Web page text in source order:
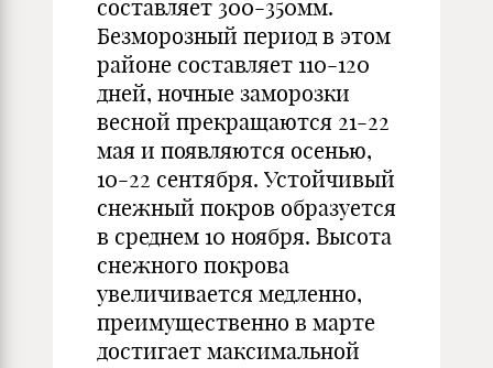
составляет 300-350мм.
Безморозный период в этом
районе составляет 110-120
дней, ночные заморозки
весной прекращаются 21-22
мая и появляются осенью,
10-22 сентября. Устойчивый
снежный покров образуется
в среднем 10 ноября. Высота
снежного покрова
увеличивается медленно,
преимущественно в марте
достигает максимальной